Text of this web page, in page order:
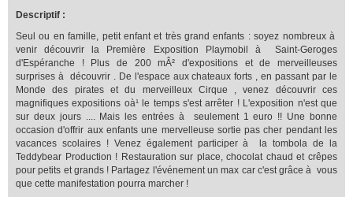
Descriptif :
Seul ou en famille, petit enfant et très grand enfants : soyez nombreux à
venir découvrir la Première Exposition Playmobil à Saint-Geroges
d'Espéranche ! Plus de 200 mÂ² d'expositions et de merveilleuses
surprises à découvrir . De l'espace aux chateaux forts , en passant par le
Monde des pirates et du merveilleux Cirque , venez découvrir ces
magnifiques expositions oà¹ le temps s'est arrêter ! L'exposition n'est que
sur deux jours .... Mais les entrées à seulement 1 euro !! Une bonne
occasion d'offrir aux enfants une mervelleuse sortie pas cher pendant les
vacances scolaires ! Venez également participer à la tombola de la
Teddybear Production ! Restauration sur place, chocolat chaud et crêpes
pour petits et grands ! Partagez l'événement un max car c'est grâce à vous
que cette manifestation pourra marcher !